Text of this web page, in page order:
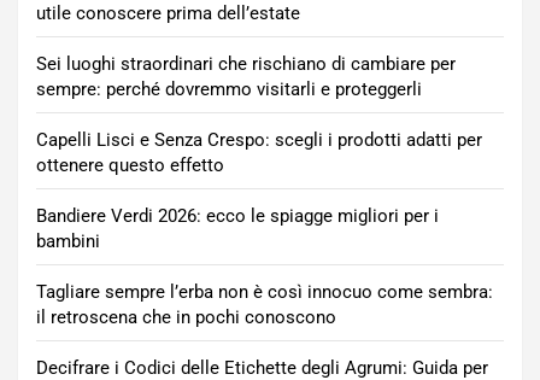
utile conoscere prima dell’estate
Sei luoghi straordinari che rischiano di cambiare per
sempre: perché dovremmo visitarli e proteggerli
Capelli Lisci e Senza Crespo: scegli i prodotti adatti per
ottenere questo effetto
Bandiere Verdi 2026: ecco le spiagge migliori per i
bambini
Tagliare sempre l’erba non è così innocuo come sembra:
il retroscena che in pochi conoscono
Decifrare i Codici delle Etichette degli Agrumi: Guida per